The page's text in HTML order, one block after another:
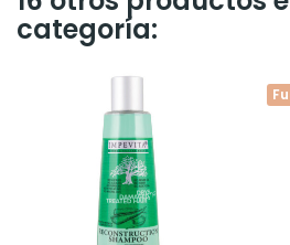
categoría: